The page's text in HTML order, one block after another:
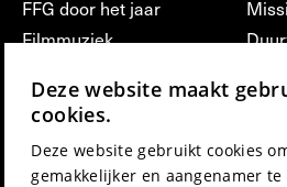
FFG door het jaar
Filmmuziek
Press & Industry
Film Fest Friends
Deze website maakt
cookies.
Deze website gebruikt cookies
gemakkelijker en aangenamer